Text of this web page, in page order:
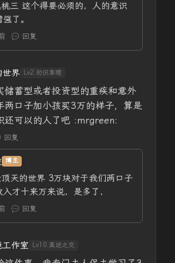
桃三 这个得要必须的，人的意识
了。
回复
世界 Lv2.初识寒暄
储蓄型或者投资型的重疾和意外
两口子加小孩买3万的样子，算是
还可以的人了吧 :mrgreen:
回复
博主
顶天的世界 3万块对于我们两口子
入才十来万来说，是多了，
回复
工作室 Lv10.莫逆之交